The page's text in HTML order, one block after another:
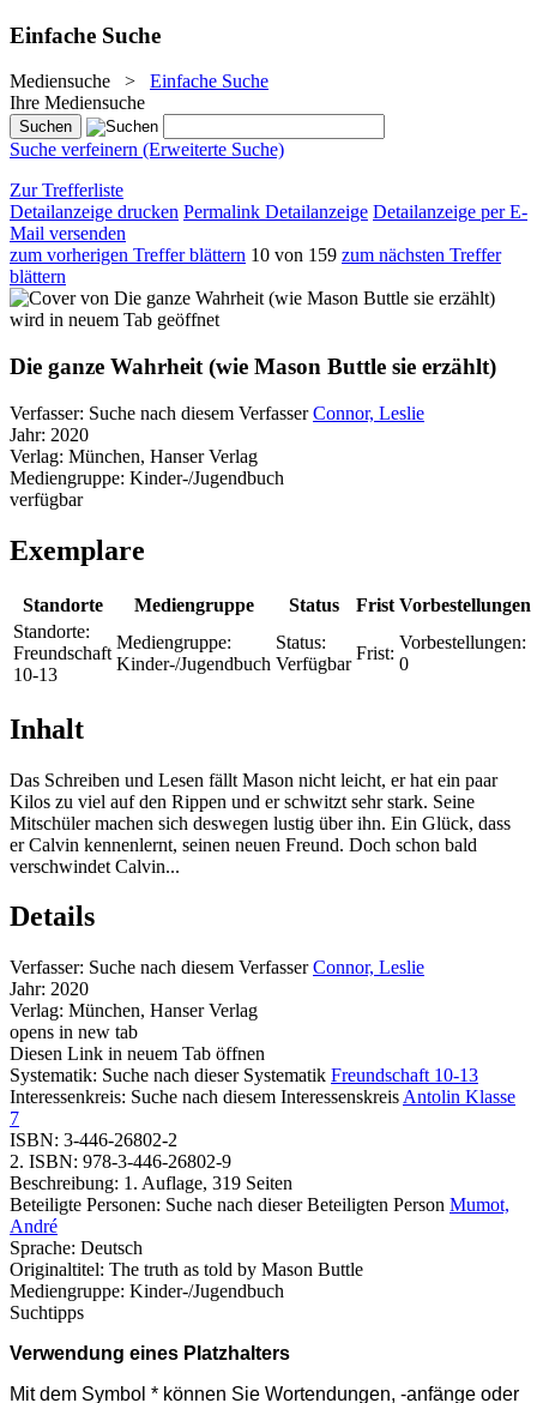
Einfache Suche
Mediensuche > Einfache Suche
Ihre Mediensuche
Suche verfeinern (Erweiterte Suche)
Zur Trefferliste
Detailanzeige drucken Permalink Detailanzeige Detailanzeige per E-
Mail versenden
zum vorherigen Treffer blättern 10 von 159 zum nächsten Treffer
blättern
wird in neuem Tab geöffnet
Die ganze Wahrheit (wie Mason Buttle sie erzählt)
Verfasser: Suche nach diesem Verfasser Connor, Leslie
Jahr: 2020
Verlag: München, Hanser Verlag
Mediengruppe: Kinder-/Jugendbuch
verfügbar
Exemplare
Standorte Mediengruppe Status Frist Vorbestellungen
Standorte:
Freundschaft
10-13
Mediengruppe:
Kinder-/Jugendbuch
Status:
Verfügbar
Frist:
Vorbestellungen:
0
Inhalt
Das Schreiben und Lesen fällt Mason nicht leicht, er hat ein paar
Kilos zu viel auf den Rippen und er schwitzt sehr stark. Seine
Mitschüler machen sich deswegen lustig über ihn. Ein Glück, dass
er Calvin kennenlernt, seinen neuen Freund. Doch schon bald
verschwindet Calvin...
Details
Verfasser: Suche nach diesem Verfasser Connor, Leslie
Jahr: 2020
Verlag: München, Hanser Verlag
opens in new tab
Diesen Link in neuem Tab öffnen
Systematik: Suche nach dieser Systematik Freundschaft 10-13
Interessenkreis: Suche nach diesem Interessenskreis Antolin Klasse
7
ISBN: 3-446-26802-2
2. ISBN: 978-3-446-26802-9
Beschreibung: 1. Auflage, 319 Seiten
Beteiligte Personen: Suche nach dieser Beteiligten Person Mumot,
André
Sprache: Deutsch
Originaltitel: The truth as told by Mason Buttle
Mediengruppe: Kinder-/Jugendbuch
Suchtipps
Verwendung eines Platzhalters
Mit dem Symbol * können Sie Wortendungen, -anfänge oder